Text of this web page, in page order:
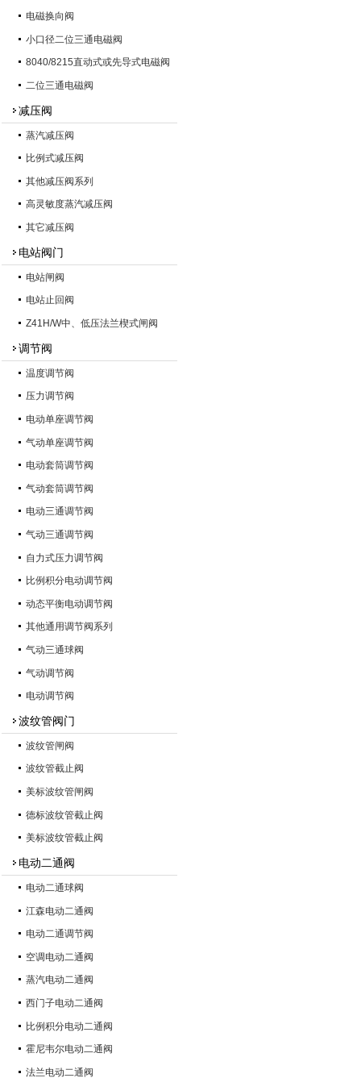
电磁换向阀
小口径二位三通电磁阀
8040/8215直动式或先导式电磁阀
二位三通电磁阀
减压阀
蒸汽减压阀
比例式减压阀
其他减压阀系列
高灵敏度蒸汽减压阀
其它减压阀
电站阀门
电站闸阀
电站止回阀
Z41H/W中、低压法兰楔式闸阀
调节阀
温度调节阀
压力调节阀
电动单座调节阀
气动单座调节阀
电动套筒调节阀
气动套筒调节阀
电动三通调节阀
气动三通调节阀
自力式压力调节阀
比例积分电动调节阀
动态平衡电动调节阀
其他通用调节阀系列
气动三通球阀
气动调节阀
电动调节阀
波纹管阀门
波纹管闸阀
波纹管截止阀
美标波纹管闸阀
德标波纹管截止阀
美标波纹管截止阀
电动二通阀
电动二通球阀
江森电动二通阀
电动二通调节阀
空调电动二通阀
蒸汽电动二通阀
西门子电动二通阀
比例积分电动二通阀
霍尼韦尔电动二通阀
法兰电动二通阀